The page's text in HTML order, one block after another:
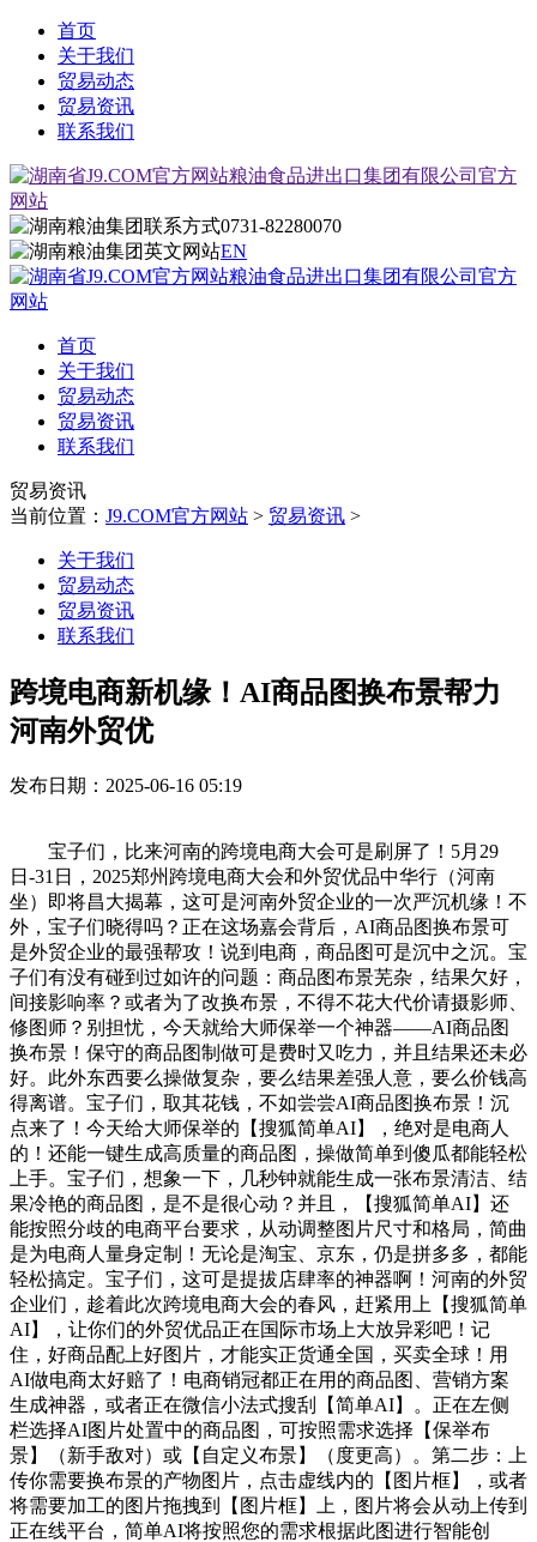
首页
关于我们
贸易动态
贸易资讯
联系我们
0731-82280070
EN
首页
关于我们
贸易动态
贸易资讯
联系我们
贸易资讯
当前位置： J9.COM官方网站 > 贸易资讯 >
关于我们
贸易动态
贸易资讯
联系我们
跨境电商新机缘！AI商品图换布景帮力
河南外贸优
发布日期：2025-06-16 05:19
宝子们，比来河南的跨境电商大会可是刷屏了！5月29
日-31日，2025郑州跨境电商大会和外贸优品中华行（河南
坐）即将昌大揭幕，这可是河南外贸企业的一次严沉机缘！不
外，宝子们晓得吗？正在这场嘉会背后，AI商品图换布景可
是外贸企业的最强帮攻！说到电商，商品图可是沉中之沉。宝
子们有没有碰到过如许的问题：商品图布景芜杂，结果欠好，
间接影响率？或者为了改换布景，不得不花大代价请摄影师、
修图师？别担忧，今天就给大师保举一个神器——AI商品图
换布景！保守的商品图制做可是费时又吃力，并且结果还未必
好。此外东西要么操做复杂，要么结果差强人意，要么价钱高
得离谱。宝子们，取其花钱，不如尝尝AI商品图换布景！沉
点来了！今天给大师保举的【搜狐简单AI】，绝对是电商人
的！还能一键生成高质量的商品图，操做简单到傻瓜都能轻松
上手。宝子们，想象一下，几秒钟就能生成一张布景清洁、结
果冷艳的商品图，是不是很心动？并且，【搜狐简单AI】还
能按照分歧的电商平台要求，从动调整图片尺寸和格局，简曲
是为电商人量身定制！无论是淘宝、京东，仍是拼多多，都能
轻松搞定。宝子们，这可是提拔店肆率的神器啊！河南的外贸
企业们，趁着此次跨境电商大会的春风，赶紧用上【搜狐简单
AI】，让你们的外贸优品正在国际市场上大放异彩吧！记
住，好商品配上好图片，才能实正货通全国，买卖全球！用
AI做电商太好赔了！电商销冠都正在用的商品图、营销方案
生成神器，或者正在微信小法式搜刮【简单AI】。正在左侧
栏选择AI图片处置中的商品图，可按照需求选择【保举布
景】（新手敌对）或【自定义布景】（度更高）。第二步：上
传你需要换布景的产物图片，点击虚线内的【图片框】，或者
将需要加工的图片拖拽到【图片框】上，图片将会从动上传到
正在线平台，简单AI将按照您的需求根据此图进行智能创